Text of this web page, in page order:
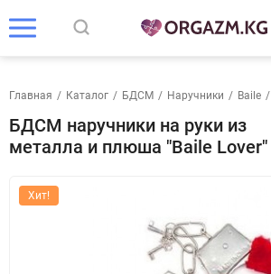
Главная / Каталог / БДСМ / Наручники / Baile /
БДСМ наручники на руки из
металла и плюша "Baile Lover"
Хит!